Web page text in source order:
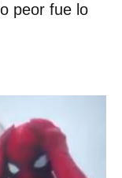
peor fue lo